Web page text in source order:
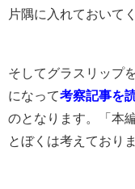
片隅に入れておいて
そしてグラスリップ
になって考察記事を
のとなります。「本
とぼくは考えておりま